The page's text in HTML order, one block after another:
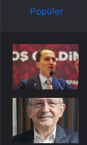
Popüler